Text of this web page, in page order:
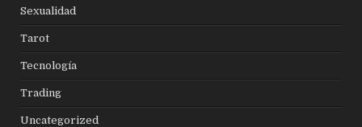
Sexualidad
Tarot
Tecnología
Trading
Uncategorized